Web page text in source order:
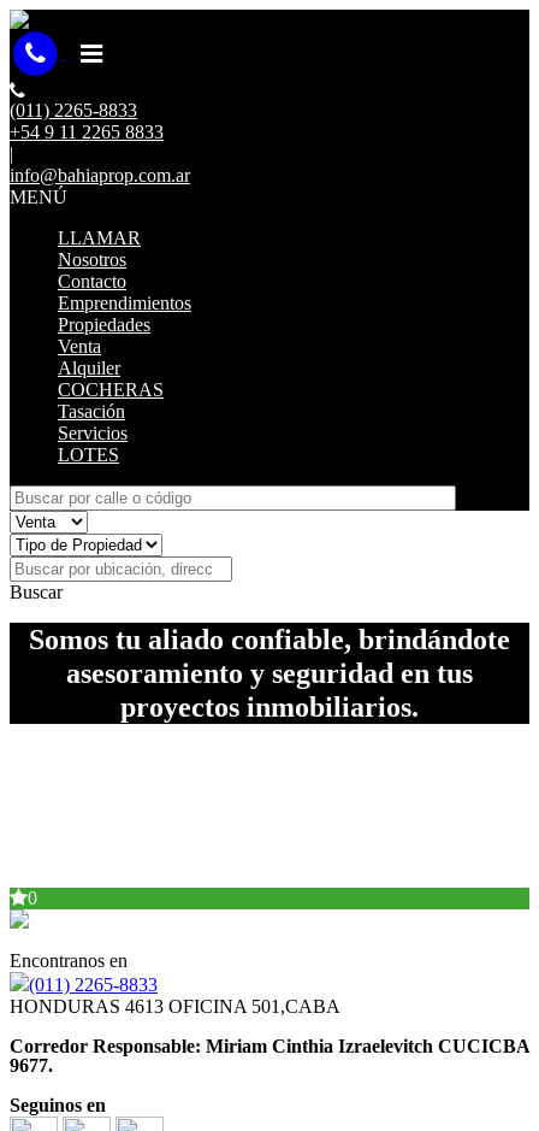
(011) 2265-8833
+54 9 11 2265 8833
|
info@bahiaprop.com.ar
MENÚ
LLAMAR
Nosotros
Contacto
Emprendimientos
Propiedades
Venta
Alquiler
COCHERAS
Tasación
Servicios
LOTES
Buscar
Somos tu aliado confiable, brindándote
asesoramiento y seguridad en tus
proyectos inmobiliarios.
0
Encontranos en
(011) 2265-8833
HONDURAS 4613 OFICINA 501,CABA
Corredor Responsable: Miriam Cinthia Izraelevitch CUCICBA
9677.
Seguinos en